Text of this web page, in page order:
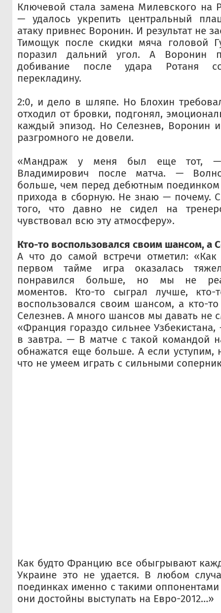
Ключевой стала замена Милевского на
— удалось укрепить центральный
атаку привнес Воронин. И результат не
Тимощук после скидки мяча головой
поразил дальний угол. А Воронин
добивание после удара Ротаня
перекладину.
2:0, и дело в шляпе. Но Блохин
отходил от бровки, подгонял,
каждый эпизод. Но Селезнев, Воронин
разгромного не довели.
«Мандраж у меня был еще тот, —
Владимирович после матча. —
больше, чем перед дебютным
прихода в сборную. Не знаю — почему.
того, что давно не сидел на
чувствовал всю эту атмосферу».
Кто-то воспользовался своим шансом, а
А что до самой встречи отметил:
первом тайме игра оказалась
понравился больше, но мы не
моментов. Кто-то сыграл лучше,
воспользовался своим шансом, а кто-
Селезнев. А много шансов мы давать не
«Франция гораздо сильнее
в завтра. — В матче с такой командой
обнажатся еще больше. А если уступим,
что не умеем играть с сильными
Как будто Францию все обыгрывают
Украине это не удается. В любом
поединках именно с такими
они достойны выступать на Евро-2012…»